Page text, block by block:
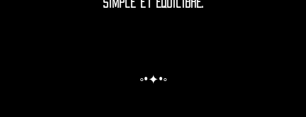
simple et équilibré.
◦•✦•◦